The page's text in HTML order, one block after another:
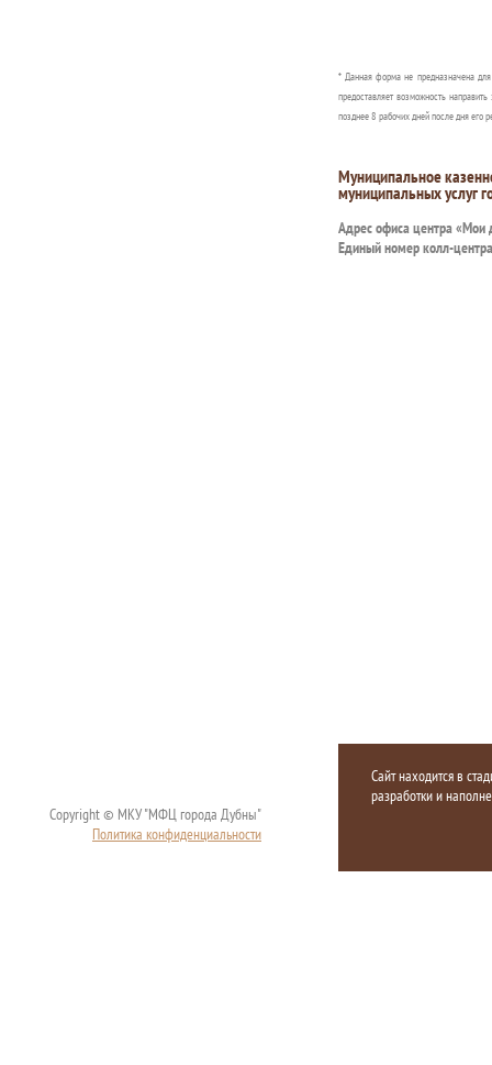
* Данная форма не предназначена
предоставляет возможность
позднее 8 рабочих дней после дня его
Муниципальное
муниципальных услуг
Адрес офиса центра «Мои
Единый номер колл-
Copyright © МКУ "МФЦ города Дубны"
Политика конфиденциальности
Сайт находится в
разработки и